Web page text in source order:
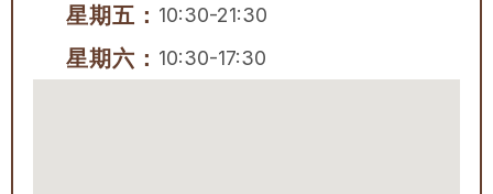
星期五： 10:30-21:30
星期六： 10:30-17:30